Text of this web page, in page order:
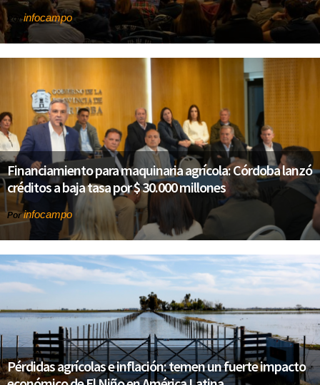
Porinfocampo
Financiamiento para maquinaria agrícola: Córdoba lanzó
créditos a baja tasa por $ 30.000 millones
Porinfocampo
Pérdidas agrícolas e inflación: temen un fuerte impacto